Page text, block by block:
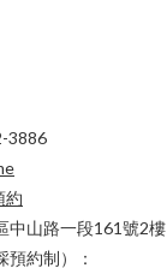
3886
約
中山路一段161號2樓
約制）：